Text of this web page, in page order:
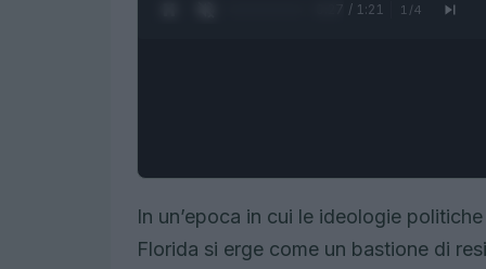
0:28 / 1:21 1 /4
In un’epoca in cui le ideologie
Florida si erge come un bastione di